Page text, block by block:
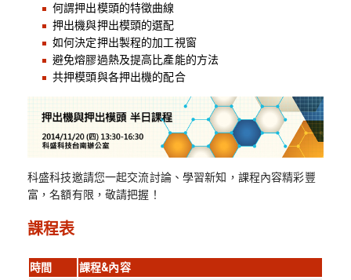
何謂押出模頭的特徵曲線
押出機與押出模頭的選配
如何決定押出製程的加工視窗
避免熔膠過熱及提高比產能的方法
共押模頭與各押出機的配合
科盛科技邀請您一起交流討論、學習新知，課程內容精彩豐
富，名額有限，敬請把握！
課程表
時間
課程&內容